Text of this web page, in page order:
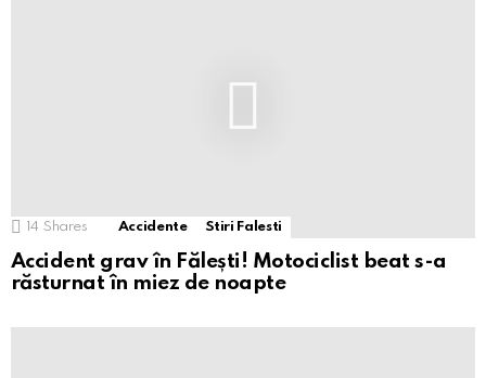
14 Shares Accidente Stiri Falesti
Accident grav în Fălești! Motociclist beat s-a
răsturnat în miez de noapte